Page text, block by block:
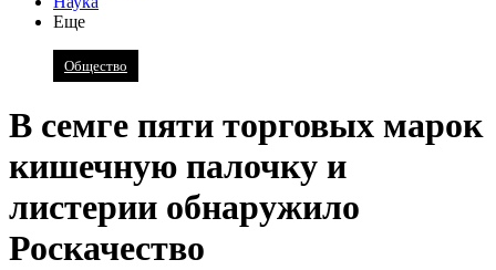
Еще
Общество
В семге пяти торговых марок
кишечную палочку и
листерии обнаружило
Роскачество